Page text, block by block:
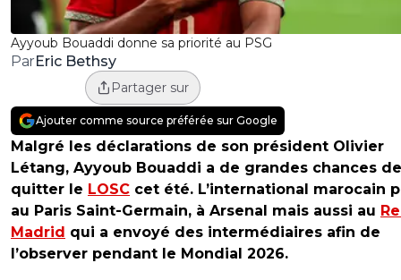
Ayyoub Bouaddi donne sa priorité au PSG
ParEric Bethsy
Partager sur
Ajouter comme source préférée sur Google
Malgré les déclarations de son président Olivier
Létang, Ayyoub Bouaddi a de grandes chances de
quitter le LOSC cet été. L’international marocain
au Paris Saint-Germain, à Arsenal mais aussi au
Madrid qui a envoyé des intermédiaires afin de
l’observer pendant le Mondial 2026.